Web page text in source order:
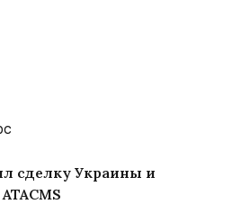
сделку Украины и